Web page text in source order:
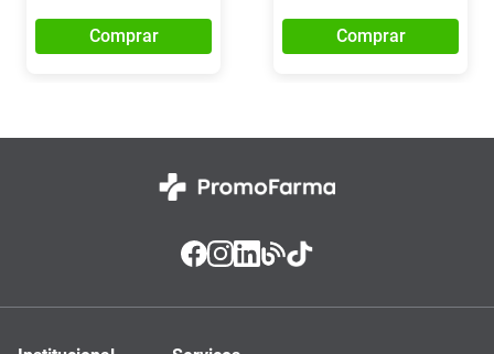
Comprar Comprar